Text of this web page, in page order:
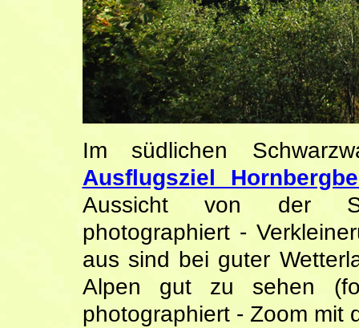
Im südlichen
Ausflugsziel
Aussicht von der
photographiert -
aus sind bei guter
Alpen gut zu sehen
photographiert - Zoom mit